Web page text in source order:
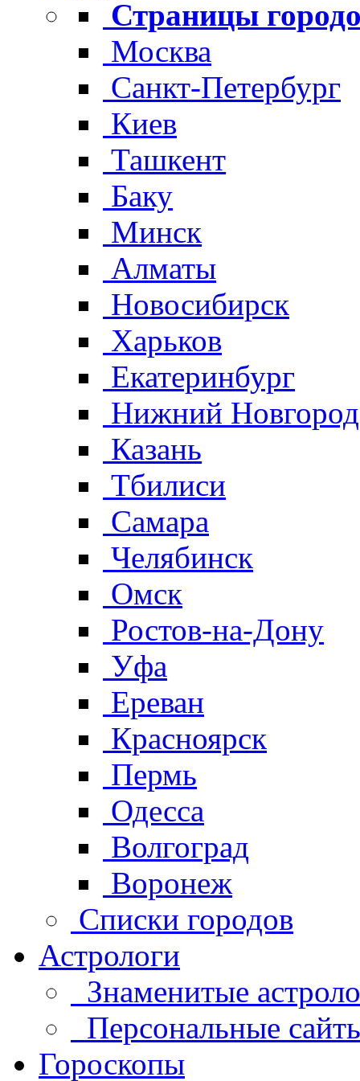
Страницы
Москва
Санкт-Петербург
Киев
Ташкент
Баку
Минск
Алматы
Новосибирск
Харьков
Екатеринбург
Нижний Новгород
Казань
Тбилиси
Самара
Челябинск
Омск
Ростов-на-Дону
Уфа
Ереван
Красноярск
Пермь
Одесса
Волгоград
Воронеж
Списки городов
Астрологи
Знаменитые
Персональные
Гороскопы